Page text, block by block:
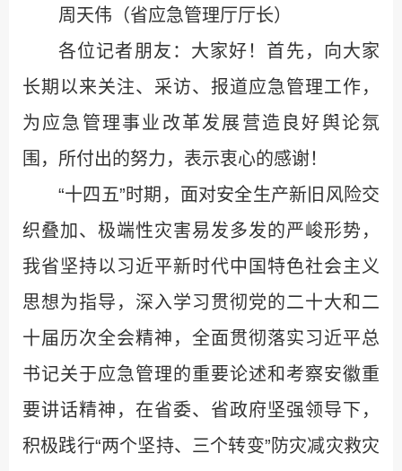
周天伟（省应急管理厅厅长）
各位记者朋友：大家好！首先，向大家
长期以来关注、采访、报道应急管理工作，
为应急管理事业改革发展营造良好舆论氛
围，所付出的努力，表示衷心的感谢！
“十四五”时期，面对安全生产新旧风险交
织叠加、极端性灾害易发多发的严峻形势，
我省坚持以习近平新时代中国特色社会主义
思想为指导，深入学习贯彻党的二十大和二
十届历次全会精神，全面贯彻落实习近平总
书记关于应急管理的重要论述和考察安徽重
要讲话精神，在省委、省政府坚强领导下，
积极践行“两个坚持、三个转变”防灾减灾救灾